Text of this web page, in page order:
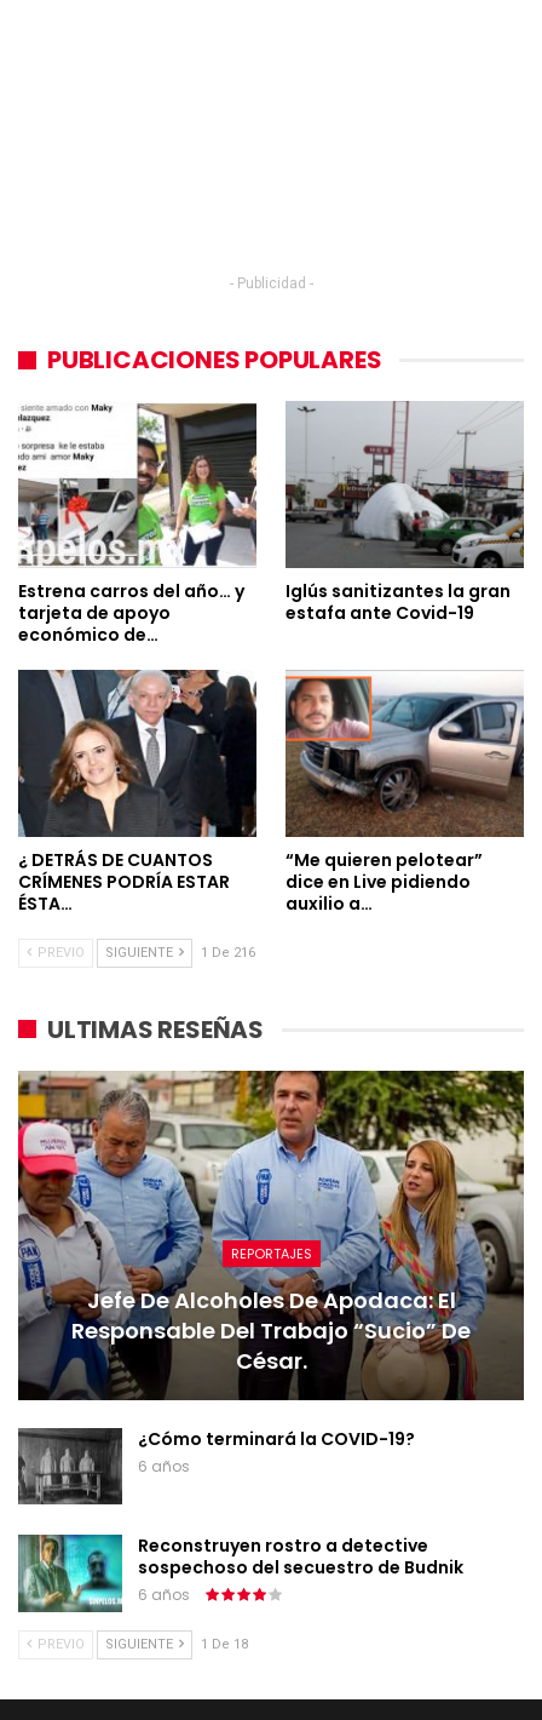
- Publicidad -
PUBLICACIONES POPULARES
Estrena carros del año… y
tarjeta de apoyo
económico de…
Iglús sanitizantes la gran
estafa ante Covid-19
¿ DETRÁS DE CUANTOS
CRÍMENES PODRÍA ESTAR
ÉSTA…
“Me quieren pelotear”
dice en Live pidiendo
auxilio a…
PREVIO SIGUIENTE 1 De 216
ULTIMAS RESEÑAS
REPORTAJES
Jefe De Alcoholes De Apodaca: El
Responsable Del Trabajo “sucio” De
César.
¿Cómo terminará la COVID-19?
6 años
Reconstruyen rostro a detective
sospechoso del secuestro de Budnik
6 años
PREVIO SIGUIENTE 1 De 18